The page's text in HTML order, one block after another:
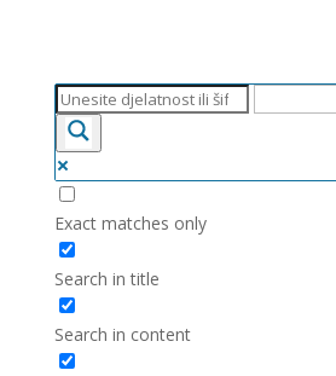
Exact matches only
Search in title
Search in content